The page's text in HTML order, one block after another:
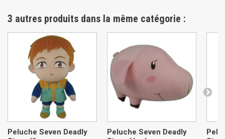
3 autres produits dans la même catégorie :
Peluche Seven Deadly
Peluche Seven Deadly